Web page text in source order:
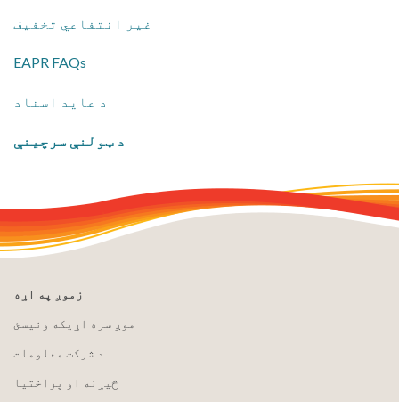
غیر انتفاعي تخفیف
EAPR FAQs
د عاید اسناد
د ټولنې سرچینې
زموږ په اړه
موږ سره اړیکه ونیسئ
د شرکت معلومات
څیړنه او پراختیا